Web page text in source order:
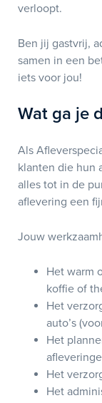
verloopt.
Ben jij gastvrij,
samen in een
iets voor jou!
Wat ga je
Als
klanten die hun
alles tot in de
aflevering een
Jouw
Het warm
koffie of
Het
auto’s
Het
Het
Het